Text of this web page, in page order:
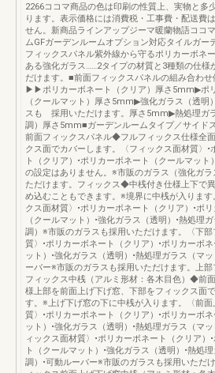
2266ココマ商品の色は印刷の性質上、実物と多
ります。表示価格には消費税・工事費・配送費
せん。新商品ラインアップジーマ暖蘭物語ココ
ムGFガーデンルームオプション対応タイルガー
フィックスパネル紫外線から守るポリカーボネ
ある強化ガラス……2タイプの材質と3種類の仕様
だけます。■前面フィックスパネルの組み合わせ
▶▶ポリカーボネート（クリア）厚さ5mm▶ポ
（クールマット）厚さ5mm▶強化ガラス（透明
スも 採用いただけます。厚さ5mm▶熱処理ガ
調）厚さ5mm■ガーデンルームタイプ／サイド
前面フィックスパネル◆フルフィックス仕様全
クス面でカバーします。〈フィックス面材質〉•
ト（クリア）•ポリカーボネート（クールマット
の設定はありません。※市販のガラス（強化ガ
ただけます。フィックス◆中桟付き仕様上下で
め込むこともできます。※境界に中桟が入ります
クス面材質〉•ポリカーボネート（クリア）•ポリ
（クールマット）•強化ガラス（透明）•熱処理
調）※市販のガラスも採用いただけます。〈下
質〉•ポリカーボネート（クリア）•ポリカーボ
ット）•強化ガラス（透明）•熱処理ガラス（マ
ーバー※市販のガラスも採用いただけます。上
フィックス中桟（アルミ形材：各木目色）◆前
様上部を前面上げ下げ窓、下部をフィックス面
す。※上げ下げ窓の下に中桟が入ります。〈前
質〉•ポリカーボネート（クリア）•ポリカーボ
ット）•強化ガラス（透明）•熱処理ガラス（マ
ィックス面材質〉•ポリカーボネート（クリア）
ト（クールマット）•強化ガラス（透明）•熱処
調）•可動ルーバー※市販のガラスも採用いただ